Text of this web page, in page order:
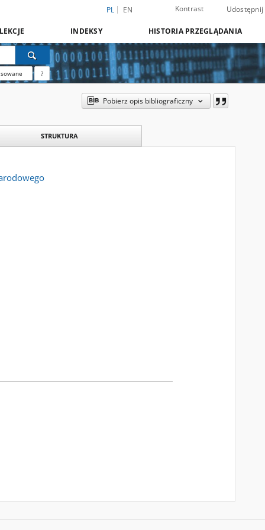
PL EN Kontrast Udostępnij
INDEKSY HISTORIA PRZEGLĄDANIA
?
Pobierz opis bibliograficzny
STRUKTURA